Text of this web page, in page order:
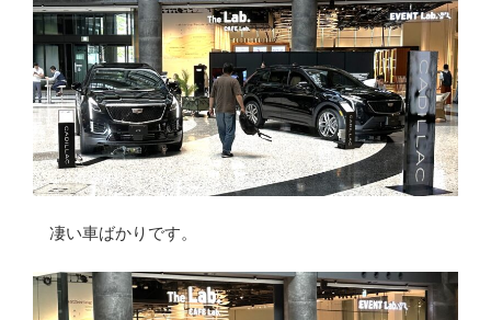
凄い車ばかりです。